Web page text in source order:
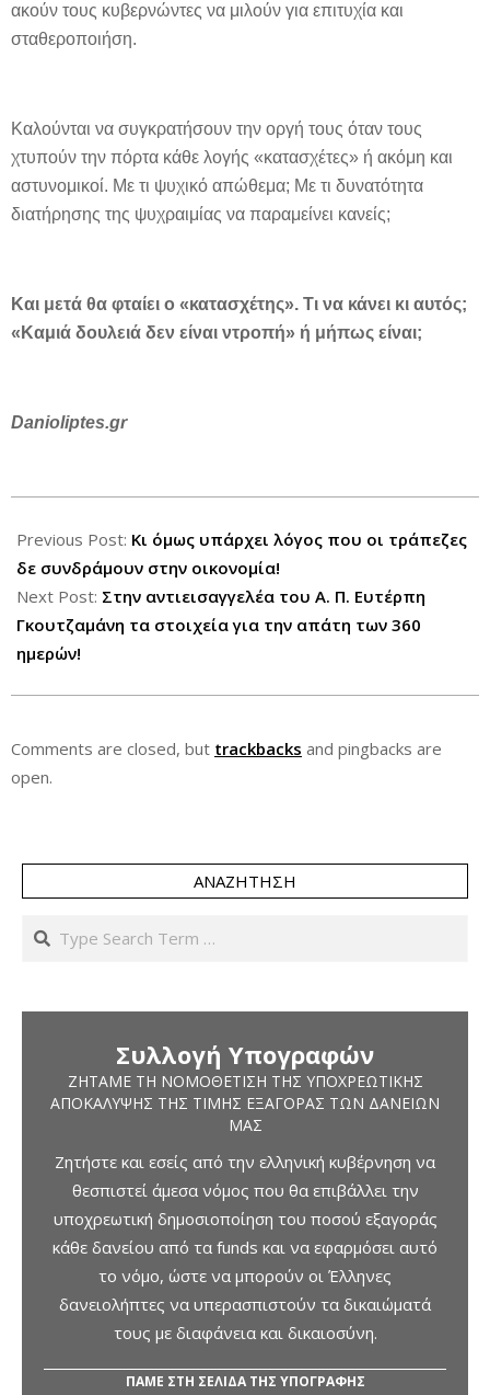
ακούν τους κυβερνώντες να μιλούν για επιτυχία και
σταθεροποιήση.
Καλούνται να συγκρατήσουν την οργή τους όταν τους
χτυπούν την πόρτα κάθε λογής «κατασχέτες» ή ακόμη και
αστυνομικοί. Με τι ψυχικό απώθεμα; Με τι δυνατότητα
διατήρησης της ψυχραιμίας να παραμείνει κανείς;
Και μετά θα φταίει ο «κατασχέτης». Τι να κάνει κι αυτός;
«Καμιά δουλειά δεν είναι ντροπή» ή μήπως είναι;
Danioliptes.gr
10-
09
Previous Post: Κι όμως υπάρχει λόγος που οι τράπεζες
δε συνδράμουν στην οικονομία!
Next Post: Στην αντιεισαγγελέα του Α. Π. Ευτέρπη
Γκουτζαμάνη τα στοιχεία για την απάτη των 360
ημερών!
Comments are closed, but trackbacks and pingbacks are
open.
ΑΝΑΖΉΤΗΣΗ
Search
Συλλογή Υπογραφών
ΖΗΤΆΜΕ ΤΗ ΝΟΜΟΘΈΤΙΣΗ ΤΗΣ ΥΠΟΧΡΕΩΤΙΚΉΣ
ΑΠΟΚΆΛΥΨΗΣ ΤΗΣ ΤΙΜΉΣ ΕΞΑΓΟΡΆΣ ΤΩΝ ΔΑΝΕΊΩΝ
ΜΑΣ
Ζητήστε και εσείς από την ελληνική κυβέρνηση να
θεσπιστεί άμεσα νόμος που θα επιβάλλει την
υποχρεωτική δημοσιοποίηση του ποσού εξαγοράς
κάθε δανείου από τα funds και να εφαρμόσει αυτό
το νόμο, ώστε να μπορούν οι Έλληνες
δανειολήπτες να υπερασπιστούν τα δικαιώματά
τους με διαφάνεια και δικαιοσύνη.
ΠΑΜΕ ΣΤΗ ΣΕΛΙΔΑ ΤΗΣ ΥΠΟΓΡΑΦΗΣ